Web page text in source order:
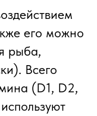
его можно
рыба,
Всего
(D1, D2,